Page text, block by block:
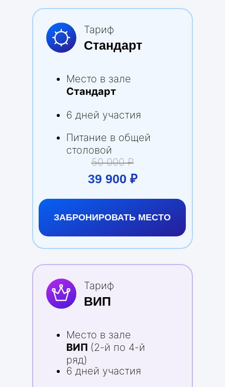
Стандарт
39 900 ₽
Тариф
Место в зале
Стандарт
6 дней участия
Питание в общей
столовой
50 000 ₽
ЗАБРОНИРОВАТЬ МЕСТО
ВИП
Тариф
Место в зале
ВИП (2-й по 4-й
ряд)
6 дней участия